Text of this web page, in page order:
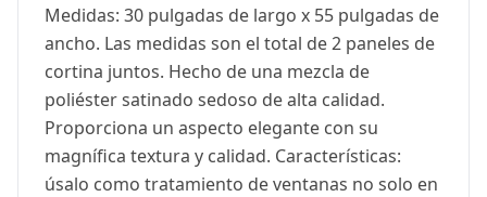
Medidas: 30 pulgadas de largo x 55 pulgadas de
ancho. Las medidas son el total de 2 paneles de
cortina juntos. Hecho de una mezcla de
poliéster satinado sedoso de alta calidad.
Proporciona un aspecto elegante con su
magnífica textura y calidad. Características:
úsalo como tratamiento de ventanas no solo en